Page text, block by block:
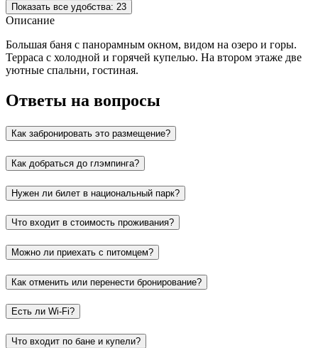
Показать все удобства: 23
Описание
Большая баня с панорамным окном, видом на озеро и горы.
Терраса с холодной и горячей купелью. На втором этаже две
уютные спальни, гостиная.
Ответы на вопросы
Как забронировать это размещение?
Как добраться до глэмпинга?
Нужен ли билет в национальный парк?
Что входит в стоимость проживания?
Можно ли приехать с питомцем?
Как отменить или перенести бронирование?
Есть ли Wi-Fi?
Что входит по бане и купели?